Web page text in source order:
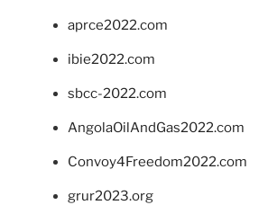
aprce2022.com
ibie2022.com
sbcc-2022.com
AngolaOilAndGas2022.com
Convoy4Freedom2022.com
grur2023.org